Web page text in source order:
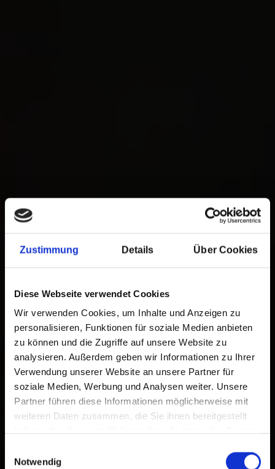
Zustimmung Details Über Cookies
Diese Webseite verwendet Cookies
Wir verwenden Cookies, um Inhalte und Anzeigen zu
personalisieren, Funktionen für soziale Medien anbieten
zu können und die Zugriffe auf unsere Website zu
analysieren. Außerdem geben wir Informationen zu Ihrer
Verwendung unserer Website an unsere Partner für
soziale Medien, Werbung und Analysen weiter. Unsere
Partner führen diese Informationen möglicherweise mit
weiteren Daten zusammen, die Sie ihnen bereitgestellt
Notwendig
datenschutz
Jetzt erleben